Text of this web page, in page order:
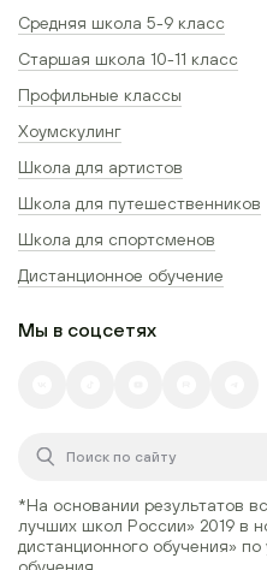
Средняя школа 5-9 класс
Старшая школа 10-11 класс
Профильные классы
Хоумскулинг
Школа для артистов
Школа для путешественников
Школа для спортсменов
Дистанционное обучение
Мы в соцсетях
*На основании результатов
лучших школ России» 2019 в
дистанционного обучения» по